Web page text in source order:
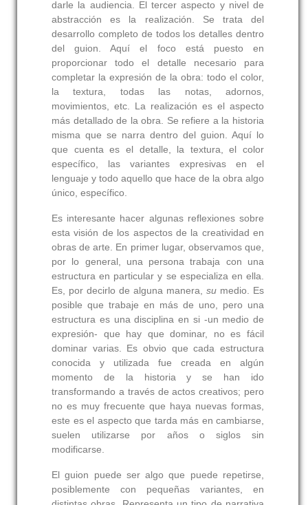
darle la audiencia. El tercer aspecto y nivel de
abstracción es la realización. Se trata del
desarrollo completo de todos los detalles dentro
del guion. Aquí el foco está puesto en
proporcionar todo el detalle necesario para
completar la expresión de la obra: todo el color,
la textura, todas las notas, adornos,
movimientos, etc. La realización es el aspecto
más detallado de la obra. Se refiere a la historia
misma que se narra dentro del guion. Aquí lo
que cuenta es el detalle, la textura, el color
específico, las variantes expresivas en el
lenguaje y todo aquello que hace de la obra algo
único, específico.
Es interesante hacer algunas reflexiones sobre
esta visión de los aspectos de la creatividad en
obras de arte. En primer lugar, observamos que,
por lo general, una persona trabaja con una
estructura en particular y se especializa en ella.
Es, por decirlo de alguna manera,su medio. Es
posible que trabaje en más de uno, pero una
estructura es una disciplina en si -un medio de
expresión- que hay que dominar, no es fácil
dominar varias. Es obvio que cada estructura
conocida y utilizada fue creada en algún
momento de la historia y se han ido
transformando a través de actos creativos; pero
no es muy frecuente que haya nuevas formas,
este es el aspecto que tarda más en cambiarse,
suelen utilizarse por años o siglos sin
modificarse.
El guion puede ser algo que puede repetirse,
posiblemente con pequeñas variantes, en